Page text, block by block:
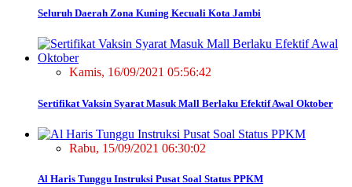
Seluruh Daerah Zona Kuning Kecuali Kota Jambi
Kamis, 16/09/2021 05:56:42
Sertifikat Vaksin Syarat Masuk Mall Berlaku Efektif Awal Oktober
Rabu, 15/09/2021 06:30:02
Al Haris Tunggu Instruksi Pusat Soal Status PPKM